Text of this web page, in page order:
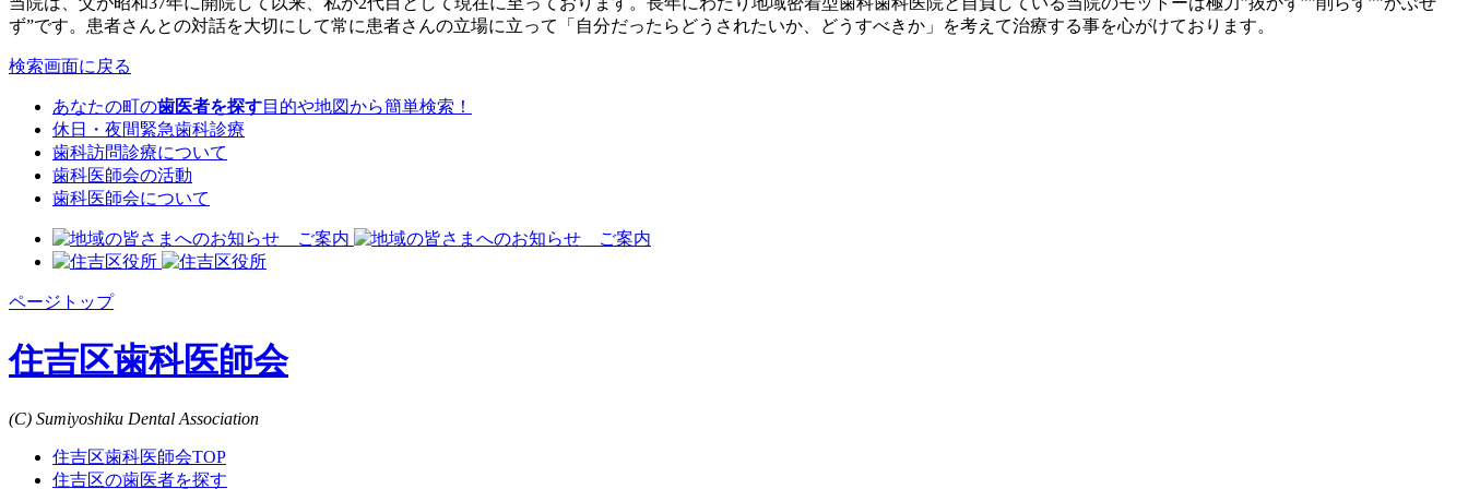
ず”です。患者さんとの対話を大切にして常に患者さんの立場に立って「自分だったらどうされたいか、どうすべきか」を考えて治療する事を心がけております。
検索画面に戻る
あなたの町の歯医者を探す目的や地図から簡単検索！
休日・夜間緊急歯科診療
歯科訪問診療について
歯科医師会の活動
歯科医師会について
ページトップ
住吉区歯科医師会
(C) Sumiyoshiku Dental Association
住吉区歯科医師会TOP
住吉区の歯医者を探す